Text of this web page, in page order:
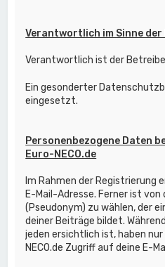
Verantwortlich im Sinne
Verantwortlich ist der
Ein gesonderter
eingesetzt.
Personenbezogene Daten
Euro-NECO.de
Im Rahmen der Registrierung
E-Mail-Adresse. Ferner ist
(Pseudonym) zu wählen, der
deiner Beiträge bildet.
jeden ersichtlich ist, haben
NECO.de Zugriff auf deine E-